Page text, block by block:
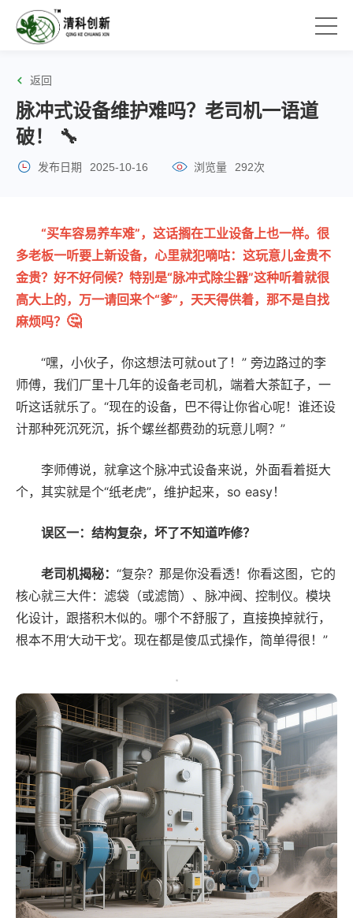
返回
脉冲式设备维护难吗？老司机一语道
破！ 🔧
发布日期 2025-10-16 浏览量 292次
“买车容易养车难”，这话搁在工业设备上也一样。很
多老板一听要上新设备，心里就犯嘀咕：这玩意儿金贵不
金贵？好不好伺候？特别是“脉冲式除尘器”这种听着就很
高大上的，万一请回来个“爹”，天天得供着，那不是自找
麻烦吗？ 🤔
“嘿，小伙子，你这想法可就out了！” 旁边路过的李
师傅，我们厂里十几年的设备老司机，端着大茶缸子，一
听这话就乐了。“现在的设备，巴不得让你省心呢！谁还设
计那种死沉死沉，拆个螺丝都费劲的玩意儿啊？”
李师傅说，就拿这个脉冲式设备来说，外面看着挺大
个，其实就是个“纸老虎”，维护起来，so easy！
误区一：结构复杂，坏了不知道咋修？
老司机揭秘： “复杂？那是你没看透！你看这图，它的
核心就三大件：滤袋（或滤筒）、脉冲阀、控制仪。模块
化设计，跟搭积木似的。哪个不舒服了，直接换掉就行，
根本不用‘大动干戈’。现在都是傻瓜式操作，简单得很！”